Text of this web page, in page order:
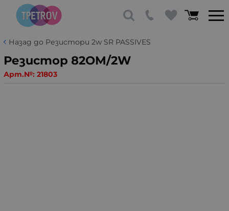
Назад до Резистори 2w SR PASSIVES
Резистор 82OM/2W
Арт.№: 21803